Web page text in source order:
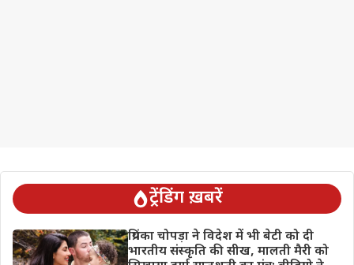
ट्रेंडिंग ख़बरें
प्रियंका चोपड़ा ने विदेश में भी बेटी को दी
भारतीय संस्कृति की सीख, मालती मैरी को